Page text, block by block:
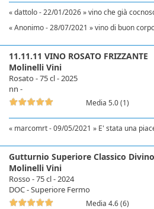
« dattolo - 22/01/2026 » vino che già
« Anonimo - 28/07/2021 » vino di buon
11.11.11 VINO ROSATO FRIZZANTE
Molinelli Vini
Rosato - 75 cl - 2025
nn -
Media 5.0 (1)
« marcomrt - 09/05/2021 » E' stata una
Gutturnio Superiore Classico
Molinelli Vini
Rosso - 75 cl - 2024
DOC - Superiore Fermo
Media 4.6 (6)